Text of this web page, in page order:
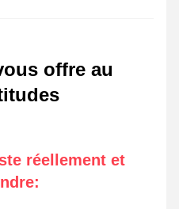
offre au
réellement et
: